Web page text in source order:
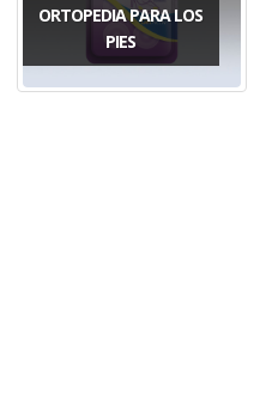
ORTOPEDIA PARA LOS
PIES